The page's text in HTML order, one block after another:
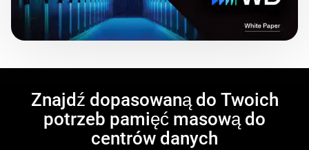
Znajdź dopasowaną do Twoich
potrzeb pamięć masową do
centrów danych